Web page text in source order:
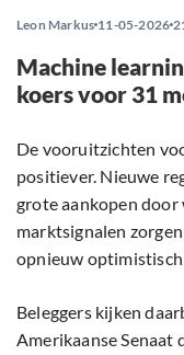
Leon Markus 11-05-2026
Machine
koers voor 31
De vooruitzichten
positiever. Nieuwe
grote aankopen door
marktsignalen
opnieuw
Beleggers kijken
Amerikaanse Senaat